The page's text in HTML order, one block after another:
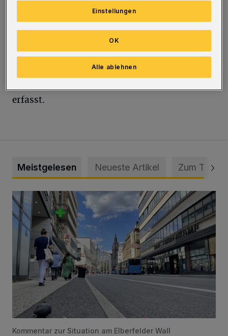
Bestätigte Fälle gibt es 167.264, gestorben sind
Es wird allgemein von einer Dunkelziffer
ausgegangen. An den Wochenenden und den
erfasst.
Meistgelesen Neueste Artikel Zum Thema
Ein Unzustand und Skandal
Kommentar zur Situation am Elberfelder Wall
Einstellungen
Alle ablehnen
OK